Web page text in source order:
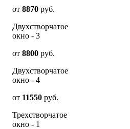
от 8870 руб.
Двухстворчатое
окно - 3
от 8800 руб.
Двухстворчатое
окно - 4
от 11550 руб.
Трехстворчатое
окно - 1